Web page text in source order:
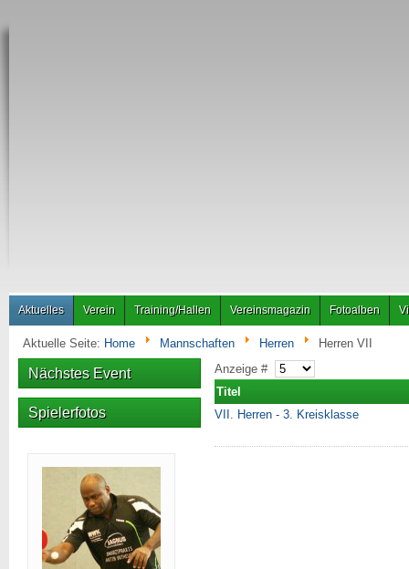
Aktuelles Verein Training/Hallen Vereinsmagazin Fotoalben
Aktuelle Seite: Home Mannschaften Herren
Herren VII
Anzeige #
Titel
VII. Herren - 3. Kreisklasse
Nächstes Event
Spielerfotos